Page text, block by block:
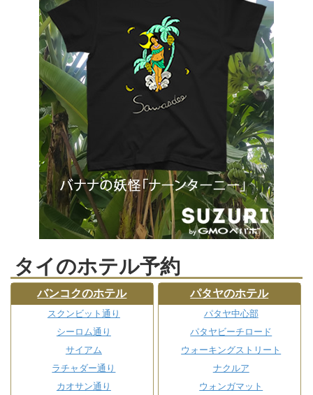
タイのホテル予約
バンコクのホテル
スクンビット通り
シーロム通り
サイアム
ラチャダー通り
カオサン通り
パタヤのホテル
パタヤ中心部
パタヤビーチロード
ウォーキングストリート
ナクルア
ウォンガマット